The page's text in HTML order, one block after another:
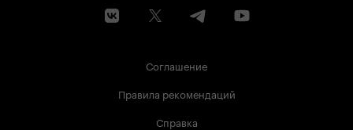
Соглашение
Правила рекомендаций
Справка